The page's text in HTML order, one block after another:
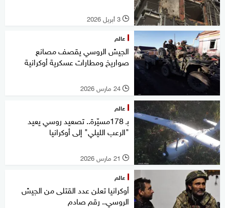
l 3 أبريل 2026
عالم
الجيش الروسي يقصف مصانع
صواريخ ومطارات عسكرية أوكرانية
l 24 مارس 2026
عالم
بـ 178مسيّرة.. تصعيد روسي يعيد
"الرعب الليلي" إلى أوكرانيا
l 21 مارس 2026
عالم
أوكرانيا تعلن عدد القتلى من الجيش
الروسي.. رقم صادم